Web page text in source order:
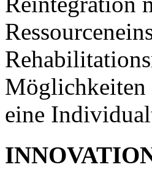
Möglichkeiten
eine